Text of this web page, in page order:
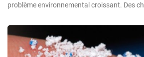
problème environnemental croissant. Des